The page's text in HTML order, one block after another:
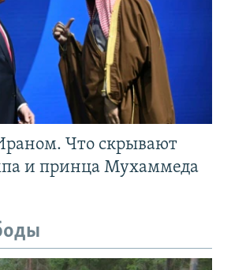
Что скрывают
и принца Мухаммеда